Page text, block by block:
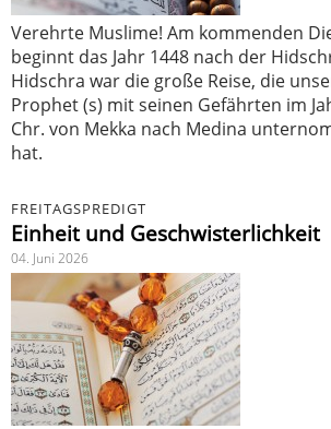
Verehrte Muslime! Am kommenden
beginnt das Jahr 1448 nach der
Hidschra war die große Reise, die
Prophet (s) mit seinen Gefährten im
Chr. von Mekka nach Medina
hat.
FREITAGSPREDIGT
Einheit und Geschwisterlichkeit
04. Juni 2026